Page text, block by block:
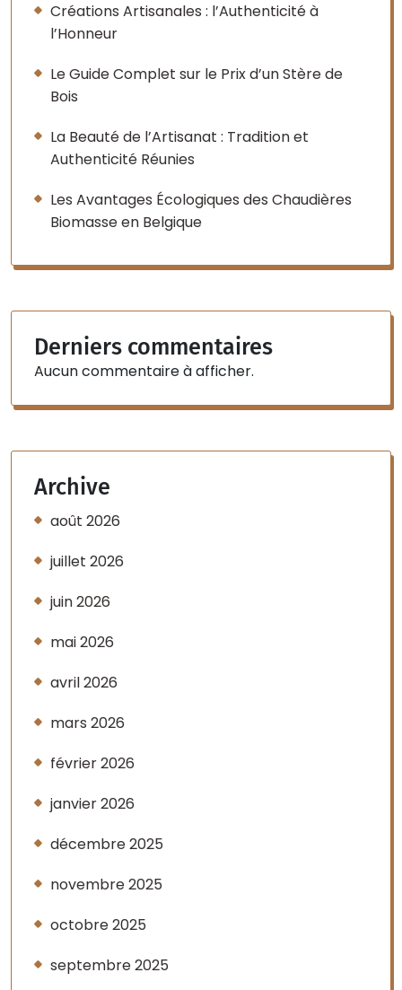
Créations Artisanales : l’Authenticité à
l’Honneur
Le Guide Complet sur le Prix d’un Stère de
Bois
La Beauté de l’Artisanat : Tradition et
Authenticité Réunies
Les Avantages Écologiques des Chaudières
Biomasse en Belgique
Derniers commentaires
Aucun commentaire à afficher.
Archive
août 2026
juillet 2026
juin 2026
mai 2026
avril 2026
mars 2026
février 2026
janvier 2026
décembre 2025
novembre 2025
octobre 2025
septembre 2025